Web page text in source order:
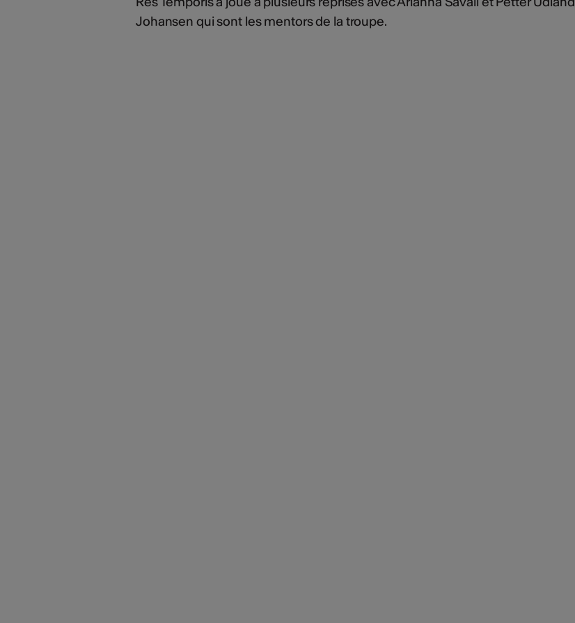
Johansen qui sont les mentors de la troupe.